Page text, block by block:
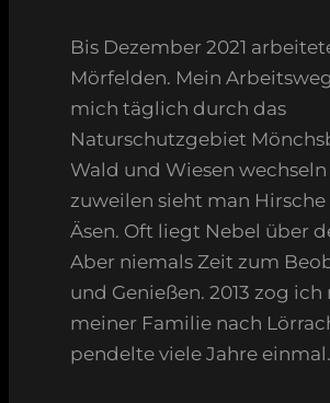
Bis Dezember 2021
Mörfelden. Mein
mich täglich durch das
Naturschutzgebiet
Wald und Wiesen wechseln
zuweilen sieht man
Äsen. Oft liegt Nebel über
Aber niemals Zeit zum
und Genießen. 2013 zog ich
meiner Familie nach
pendelte viele Jahre